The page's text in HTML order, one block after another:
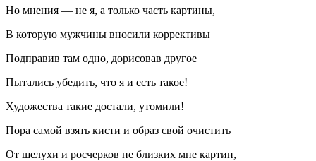
Но мнения — не я, а только часть картины,
В которую мужчины вносили коррективы
Подправив там одно, дорисовав другое
Пытались убедить, что я и есть такое!
Художества такие достали, утомили!
Пора самой взять кисти и образ свой очистить
От шелухи и росчерков не близких мне картин,